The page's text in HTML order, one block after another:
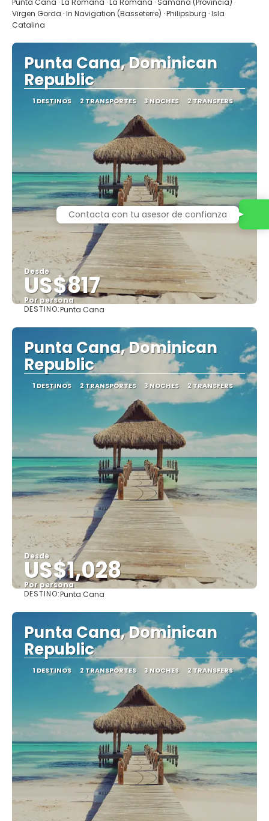
Virgen Gorda · In Navigation (Basseterre) · Philipsburg · Isla
Catalina
Punta Cana, Dominican
Republic
1 DESTINOS 2 TRANSPORTES 3 NOCHES 2 TRANSFERS
Desde
US$817
Por persona
DESTINO:Punta Cana
Punta Cana, Dominican
Republic
1 DESTINOS 2 TRANSPORTES 3 NOCHES 2 TRANSFERS
Desde
US$1,028
Por persona
DESTINO:Punta Cana
Punta Cana, Dominican
Republic
1 DESTINOS 2 TRANSPORTES 3 NOCHES 2 TRANSFERS
Contacta con tu asesor de confianza